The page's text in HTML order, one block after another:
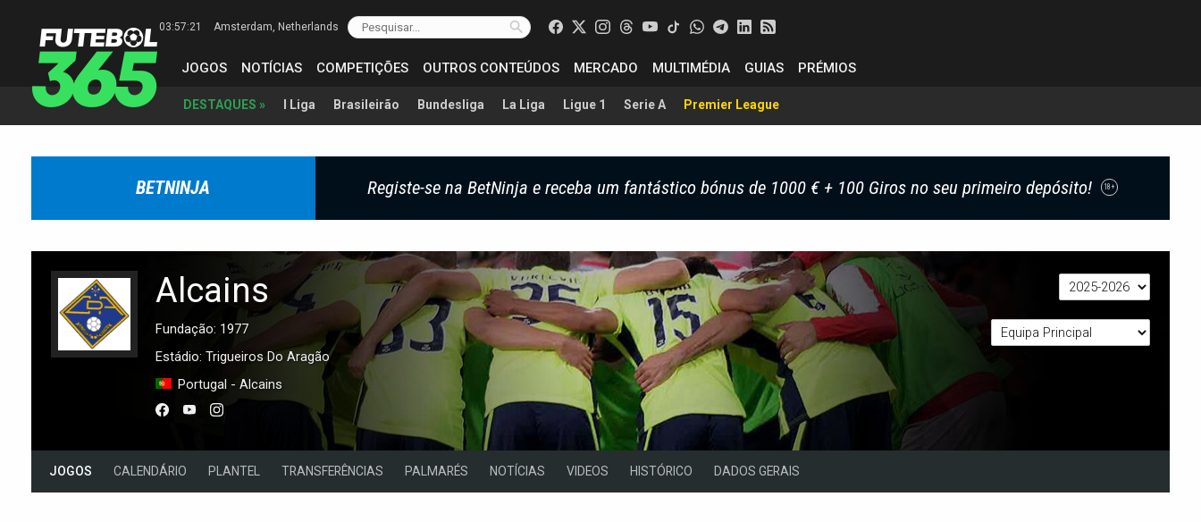
03:57:22 Amsterdam, Netherlands
JOGOS NOTÍCIAS COMPETIÇÕES OUTROS CONTEÚDOS MERCADO MULTIMÉDIA GUIAS PRÉMIOS
DESTAQUES » I Liga Brasileirão Bundesliga La Liga Ligue 1 Serie A Premier League
BETNINJA Registe-se na BetNinja e receba um fantástico bónus de 1000 € + 100 Giros no seu primeiro depósito! 18+
Alcains
Fundação: 1977
Estádio: Trigueiros Do Aragão
Portugal - Alcains
JOGOS CALENDÁRIO PLANTEL TRANSFERÊNCIAS PALMARÉS NOTÍCIAS VIDEOS HISTÓRICO DADOS GERAIS